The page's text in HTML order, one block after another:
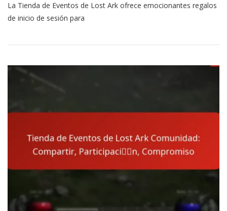
De
Ark:
Recompensas,
La Tienda de Eventos de Lost Ark ofrece emocionantes regalos
de inicio de sesión para